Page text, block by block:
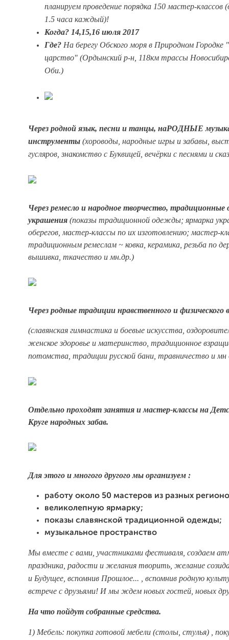
планируем проведение порядка 150 мастер-классов
1.5 часа каждый)!
Когда? 14,15,16 июля 2017
Где? На берегу Обского моря в Природном Городке
царство" (Ордынский р-н, 118км трассы
Оби.)
Через родной язык, песни и танцы, наРОДНЫЕ
инструменты (хороводы, народные игры и забавы,
гусляров, знакомство с Буквицей, вечёрки с песнями и
Через ремесло и народное творчество, традиционные
украшения (показы традиционной одежды; ярмарка
оберегов, мастер-классы по их изготовлению; мастер-
традиционным ремеслам ~ ковка, керамика, резьба по
вышивка, ткачество и мн.др.)
Через родные традиции нравственного и физического
(славянская гимнастика и боевые искусства,
женское здоровье и материнство, традиционное
потомства, традиции русской бани, травничество и мн
Отдельно проходят занятия и мастер-классы на
Круге народных забав.
Для этого и многого другого мы организуем :
работу около 50 мастеров из разных
великолепную ярмарку;
показы славянской традиционной одежды;
музыкальное пространство
Мы вместе с вами, участниками фестиваля, создаем
праздника, радости и желания творить, желание
и Будущее, вспомнив Прошлое... , вспомнив родную
встрече с друзьями! И мы ждем новых гостей, новых
На что пойдут собранные средства.
1) Мебель: покупка готовой мебели (столы, стулья) ,